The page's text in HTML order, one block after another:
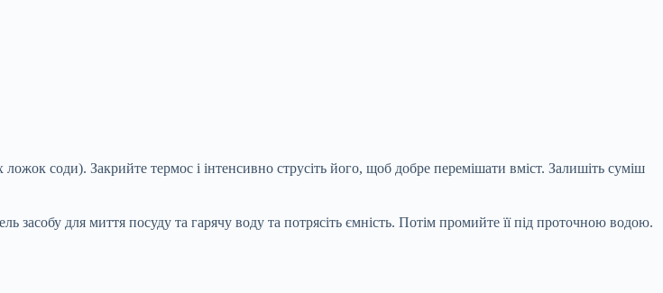
соди). Закрийте термос і інтенсивно струсіть його, щоб добре перемішати вміст. Залишіть суміш
засобу для миття посуду та гарячу воду та потрясіть ємність. Потім промийте її під проточною водою.